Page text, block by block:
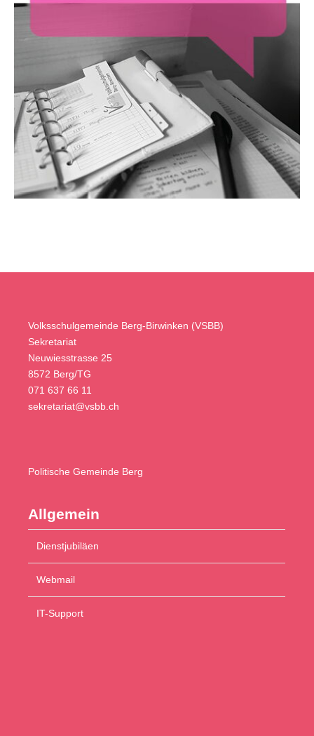
Volksschulgemeinde Berg-Birwinken (VSBB)
Sekretariat
Neuwiesstrasse 25
8572 Berg/TG
071 637 66 11
sekretariat@vsbb.ch
Politische Gemeinde Berg
Allgemein
Dienstjubiläen
Webmail
IT-Support